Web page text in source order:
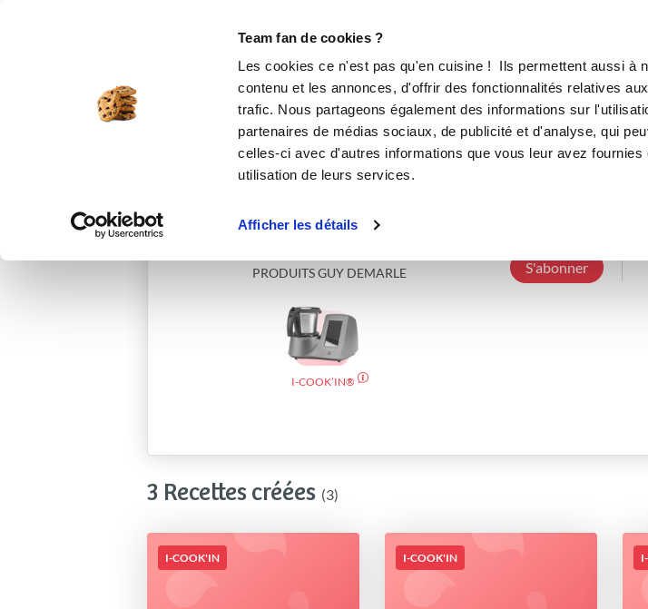
Team fan de cookies ?
Les cookies ce n'est pas qu'en cuisine ! Ils permettent aussi à
contenu et les annonces, d'offrir des fonctionnalités relatives
trafic. Nous partageons également des informations sur
partenaires de médias sociaux, de publicité et d'analyse, qui
celles-ci avec d'autres informations que vous leur avez
utilisation de leurs services.
Afficher les détails
PRODUITS GUY DEMARLE
I-COOK’IN®
leclanstro
S'abonner
3 Recettes créées (3)
I-COOK'IN I-COOK'IN